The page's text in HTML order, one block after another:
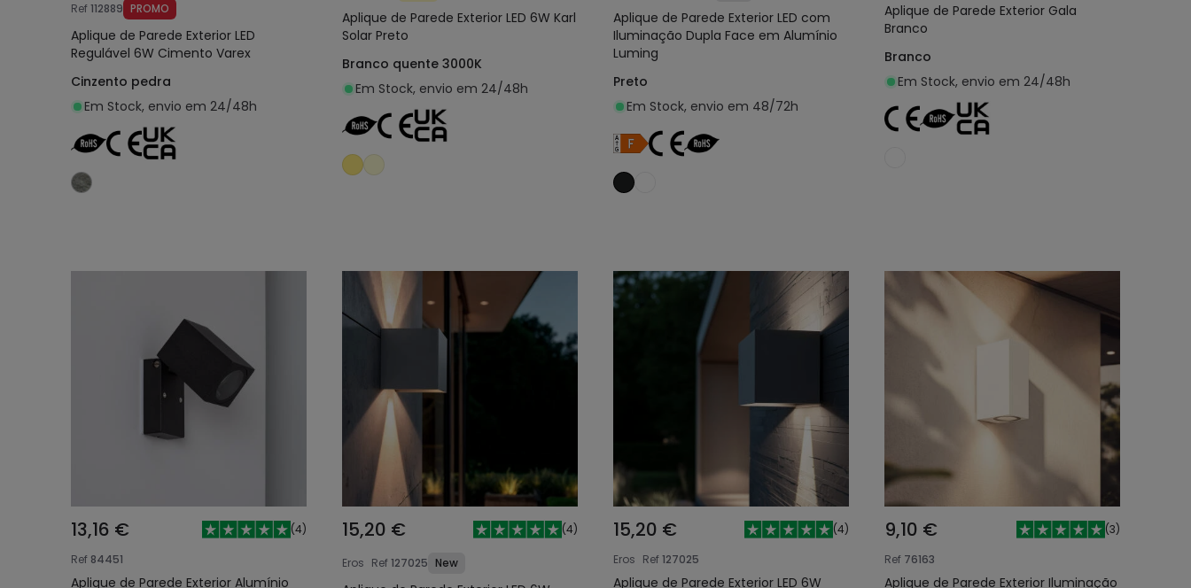
Ref112889 PROMO
Aplique de Parede Exterior LED
Regulável 6W Cimento Varex
Cinzento pedra
Em Stock, envio em 24/48h
Aplique de Parede Exterior LED 6W Karl
Solar Preto
Branco quente 3000K
Em Stock, envio em 24/48h
Aplique de Parede Exterior LED com
Iluminação Dupla Face em Alumínio
Luming
Preto
Em Stock, envio em 48/72h
Aplique de Parede Exterior Gala
Branco
Branco
Em Stock, envio em 24/48h
13,16 € (4)
Ref 84451
Aplique de Parede Exterior Alumínio
15,20 € (4)
Eros Ref127025 New
15,20 € (4)
Eros Ref127025
Aplique de Parede Exterior LED 6W
9,10 € (3)
Ref 76163
Aplique de Parede Exterior Iluminação